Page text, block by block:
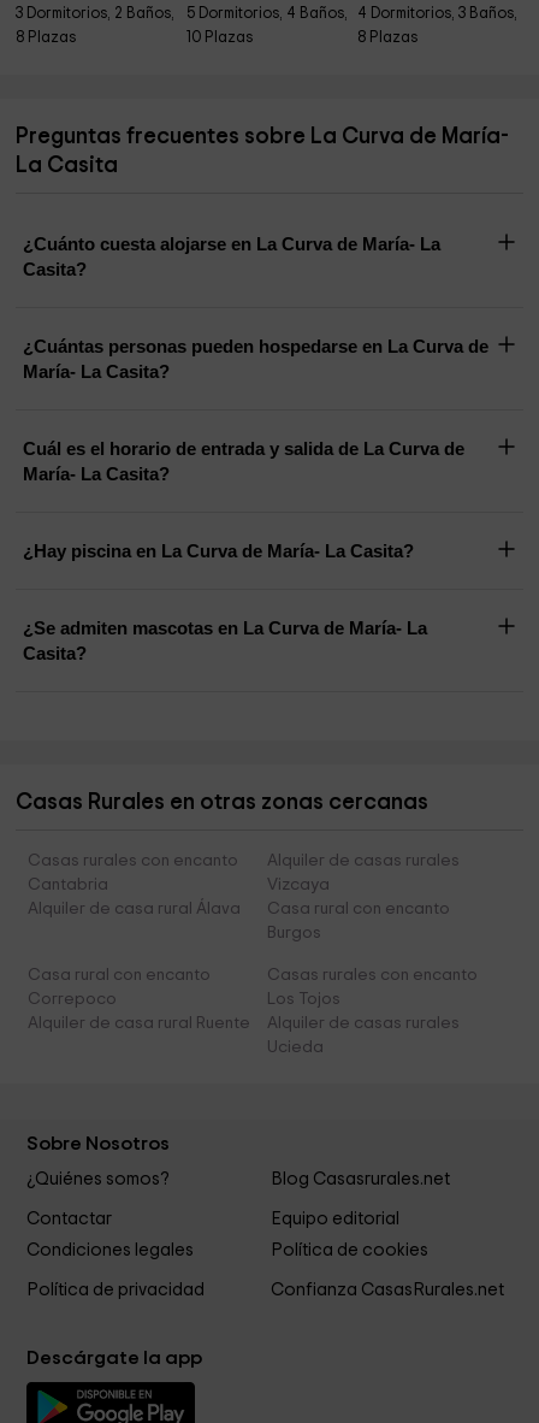
3 Dormitorios, 2 Baños,
8 Plazas
5 Dormitorios, 4 Baños,
10 Plazas
4 Dormitorios, 3 Baños,
8 Plazas
Preguntas frecuentes sobre La Curva de María-
La Casita
¿Cuánto cuesta alojarse en La Curva de María- La
Casita?
¿Cuántas personas pueden hospedarse en La Curva de
María- La Casita?
Cuál es el horario de entrada y salida de La Curva de
María- La Casita?
¿Hay piscina en La Curva de María- La Casita?
¿Se admiten mascotas en La Curva de María- La
Casita?
Casas Rurales en otras zonas cercanas
Casas rurales con encanto
Cantabria
Alquiler de casas rurales
Vizcaya
Alquiler de casa rural Álava
Casa rural con encanto
Burgos
Casa rural con encanto
Correpoco
Casas rurales con encanto
Los Tojos
Alquiler de casa rural Ruente
Alquiler de casas rurales
Ucieda
Sobre Nosotros
¿Quiénes somos? Blog Casasrurales.net
Contactar
Equipo editorial
Condiciones legales
Política de cookies
Política de privacidad Confianza CasasRurales.net
Descárgate la app